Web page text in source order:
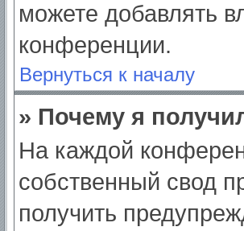
можете добавлять
конференции.
Вернуться к началу
» Почему я
На каждой
собственный свод
получить